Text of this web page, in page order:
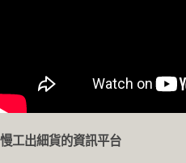
慢工出細貨的資訊平台